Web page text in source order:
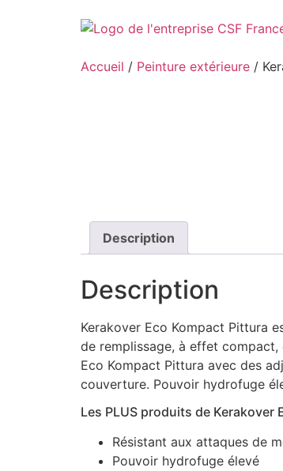
Accueil / Peinture extérieure /
Description
Description
Kerakover Eco Kompact Pittura
de remplissage, à effet compact,
Eco Kompact Pittura avec des
couverture. Pouvoir hydrofuge
Les PLUS produits de Kerakover
Résistant aux attaques de
Pouvoir hydrofuge élevé